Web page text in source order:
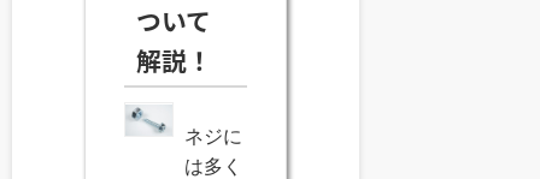
ついて
解説！
ネジに
は多く